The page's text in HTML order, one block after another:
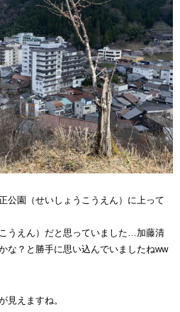
公園（せいしょうこうえん）に上って
うえん）だと思っていました…加藤清
な？と勝手に思い込んでいましたねww
見えますね。